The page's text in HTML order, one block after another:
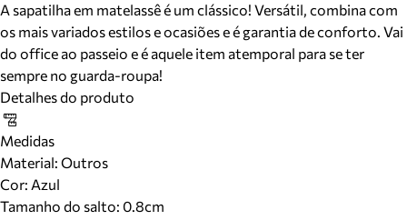
A sapatilha em matelassê é um clássico! Versátil, combina com
os mais variados estilos e ocasiões e é garantia de conforto. Vai
do office ao passeio e é aquele item atemporal para se ter
sempre no guarda-roupa!
Detalhes do produto
Medidas
Material: Outros
Cor: Azul
Tamanho do salto: 0.8cm